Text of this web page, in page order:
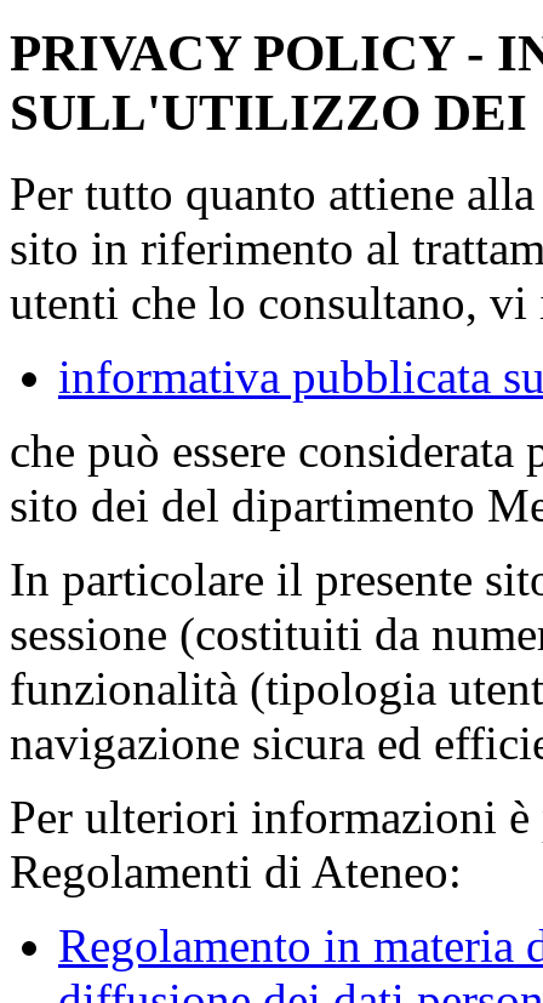
PRIVACY POLICY -
SULL'UTILIZZO DEI
Per tutto quanto attiene
sito in riferimento al
utenti che lo consultano,
informativa pubblicata
che può essere
sito dei del dipartimento
In particolare il presente
sessione (costituiti da
funzionalità (tipologia
navigazione sicura ed
Per ulteriori informazioni è
Regolamenti di Ateneo:
Regolamento in materia